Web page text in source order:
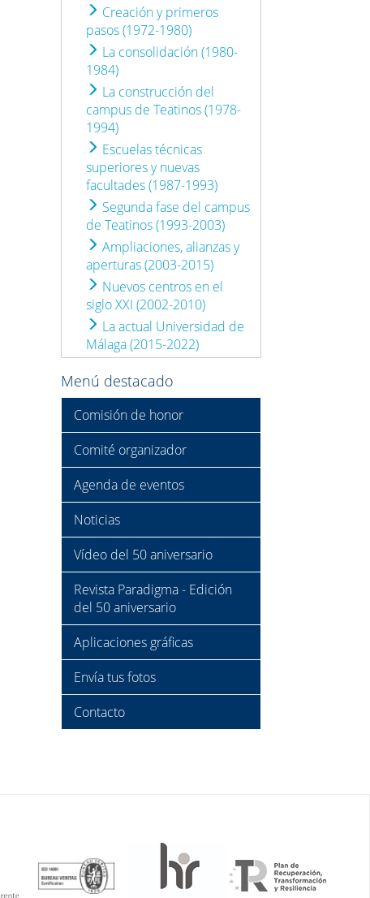
Creación y primeros
pasos (1972-1980)
La consolidación (1980-
1984)
La construcción del
campus de Teatinos (1978-
1994)
Escuelas técnicas
superiores y nuevas
facultades (1987-1993)
Segunda fase del campus
de Teatinos (1993-2003)
Ampliaciones, alianzas y
aperturas (2003-2015)
Nuevos centros en el
siglo XXI (2002-2010)
La actual Universidad de
Málaga (2015-2022)
Menú destacado
Comisión de honor
Comité organizador
Agenda de eventos
Noticias
Vídeo del 50 aniversario
Revista Paradigma - Edición
del 50 aniversario
Aplicaciones gráficas
Envía tus fotos
Contacto